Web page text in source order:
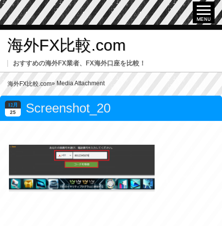
海外FX比較.com
おすすめの海外FX業者、FX海外口座を比較！
海外FX比較.com» Media Attachment
12月
25 Screenshot_20